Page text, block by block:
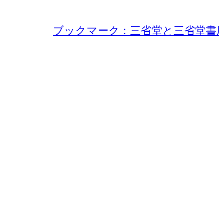
ブックマーク：三省堂と三省堂書